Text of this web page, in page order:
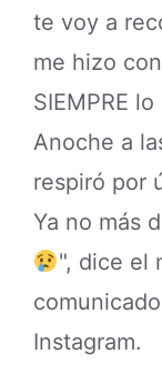
te voy a
me hizo
SIEMPRE
Anoche a
respiró por
Ya no más
", dice el
Instagram.